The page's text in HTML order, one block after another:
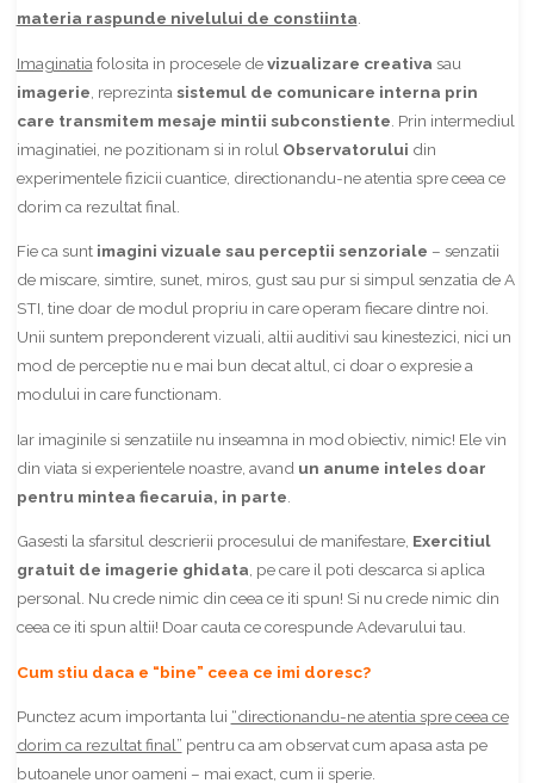
materia raspunde nivelului de constiinta
Imaginatia folosita in procesele devizualizare creativa sau
imagerie , reprezinta sistemul de comunicare interna prin
care transmitem mesaje mintii subconstiente . Prin intermediul
imaginatiei, ne pozitionam si in rolul Observatorului din
experimentele fizicii cuantice, directionandu-ne atentia spre ceea ce
dorim ca rezultat final.
Fie ca sunt imagini vizuale sau perceptii senzoriale – senzatii
de miscare, simtire, sunet, miros, gust sau pur si simpul senzatia de A
STI, tine doar de modul propriu in care operam fiecare dintre noi.
Unii suntem preponderent vizuali, altii auditivi sau kinestezici, nici un
mod de perceptie nu e mai bun decat altul, ci doar o expresie a
modului in care functionam.
Iar imaginile si senzatiile nu inseamna in mod obiectiv, nimic! Ele vin
din viata si experientele noastre, avand un anume inteles doar
pentru mintea fiecaruia, in parte
Gasesti la sfarsitul descrierii procesului de manifestare, Exercitiul
gratuit de imagerie ghidata , pe care il poti descarca si aplica
personal. Nu crede nimic din ceea ce iti spun! Si nu crede nimic din
ceea ce iti spun altii! Doar cauta ce corespunde Adevarului tau.
Cum stiu daca e “bine” ceea ce imi doresc?
Punctez acum importanta lui “directionandu-ne atentia spre ceea ce
dorim ca rezultat final” pentru ca am observat cum apasa asta pe
butoanele unor oameni – mai exact, cum ii sperie.